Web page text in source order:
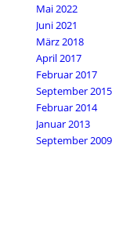
Mai 2022
Juni 2021
März 2018
April 2017
Februar 2017
September 2015
Februar 2014
Januar 2013
September 2009